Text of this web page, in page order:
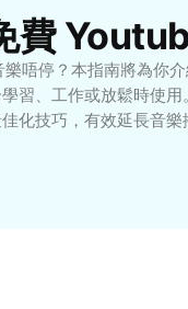
費
唔停？本指南將為你
習、工作或放鬆時使用
化技巧，有效延長音樂
播放音樂唔停的實